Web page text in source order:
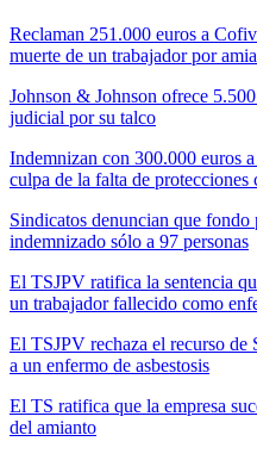
Reclaman 251.000 euros a
muerte de un trabajador por
Johnson & Johnson ofrece
judicial por su talco
Indemnizan con 300.000 euros
culpa de la falta de protecciones
Sindicatos denuncian que
indemnizado sólo a 97 personas
El TSJPV ratifica la sentencia
un trabajador fallecido como
El TSJPV rechaza el recurso de
a un enfermo de asbestosis
El TS ratifica que la empresa
del amianto